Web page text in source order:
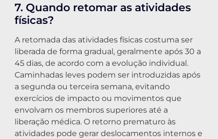
7. Quando retomar as atividades
físicas?
A retomada das atividades físicas costuma ser
liberada de forma gradual, geralmente após 30 a
45 dias, de acordo com a evolução individual.
Caminhadas leves podem ser introduzidas após
a segunda ou terceira semana, evitando
exercícios de impacto ou movimentos que
envolvam os membros superiores até a
liberação médica. O retorno prematuro às
atividades pode gerar deslocamentos internos e